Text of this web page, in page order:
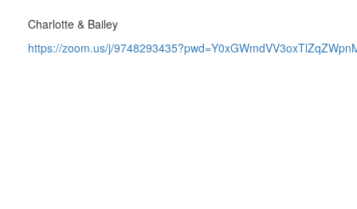
Charlotte & Bailey
https://zoom.us/j/